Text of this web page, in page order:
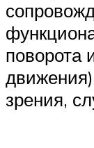
поворота
зрения,